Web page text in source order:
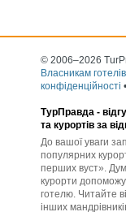
© 2006–2026
Власникам готелів
конфіденційності •
ТурПравда -
та курортів за
До вашої уваги
популярних
перших вуст».
курорти
готелю. Читайте
інших